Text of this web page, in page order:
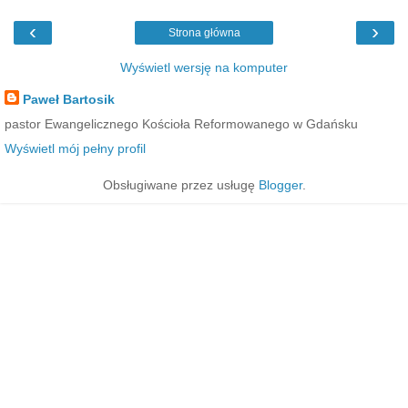
‹ ›
Strona główna
Wyświetl wersję na komputer
Paweł Bartosik
pastor Ewangelicznego Kościoła Reformowanego w Gdańsku
Wyświetl mój pełny profil
Obsługiwane przez usługę Blogger.